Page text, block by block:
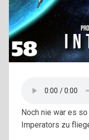
Noch nie war es
Imperators zu